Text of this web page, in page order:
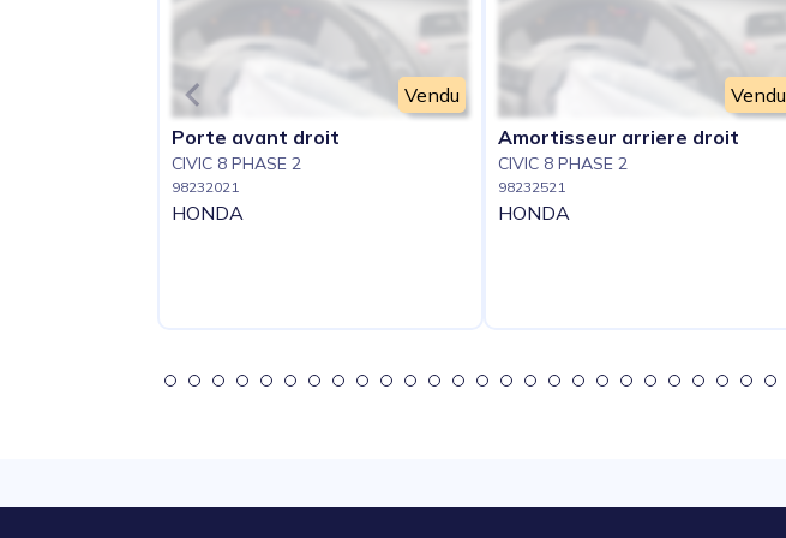
Vendu
Porte avant droit
CIVIC 8 PHASE 2
98232021
HONDA
Vendu
Amortisseur arriere droit
CIVIC 8 PHASE 2
98232521
HONDA